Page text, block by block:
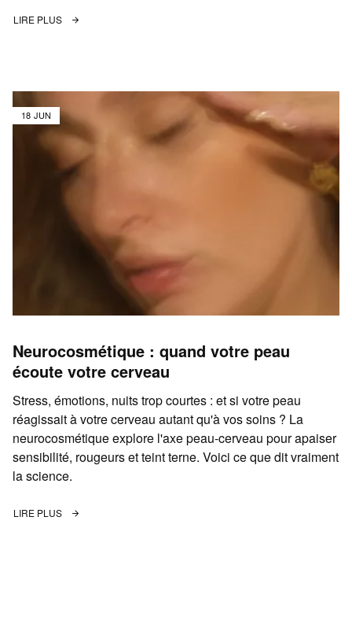
LIRE PLUS
18 JUN
Neurocosmétique : quand votre peau
écoute votre cerveau
Stress, émotions, nuits trop courtes : et si votre peau
réagissait à votre cerveau autant qu'à vos soins ? La
neurocosmétique explore l'axe peau-cerveau pour apaiser
sensibilité, rougeurs et teint terne. Voici ce que dit vraiment
la science.
LIRE PLUS